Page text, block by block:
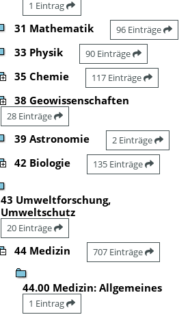
1 Eintrag
31 Mathematik 96 Einträge
33 Physik 90 Einträge
35 Chemie 117 Einträge
38 Geowissenschaften
28 Einträge
39 Astronomie 2 Einträge
42 Biologie 135 Einträge
43 Umweltforschung,
Umweltschutz
20 Einträge
44 Medizin 707 Einträge
44.00 Medizin: Allgemeines
1 Eintrag